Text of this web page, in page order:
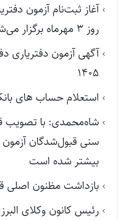
روز ۳ مهرماه برگزار می‌شود
آگهی آزمون دفتریاری
۱۴۰۵
استعلام حساب های
شاه‌محمدی: با تصویب
بیشتر شده است
بازداشت مظنون اصلی
رئیس کانون وکلای